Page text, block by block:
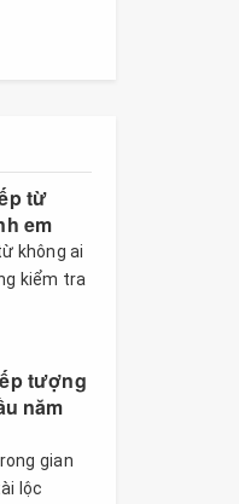
từ
em
không ai
kiểm tra
tượng
năm
gian
lộc